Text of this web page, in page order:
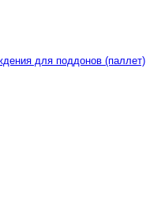
для поддонов (паллет)